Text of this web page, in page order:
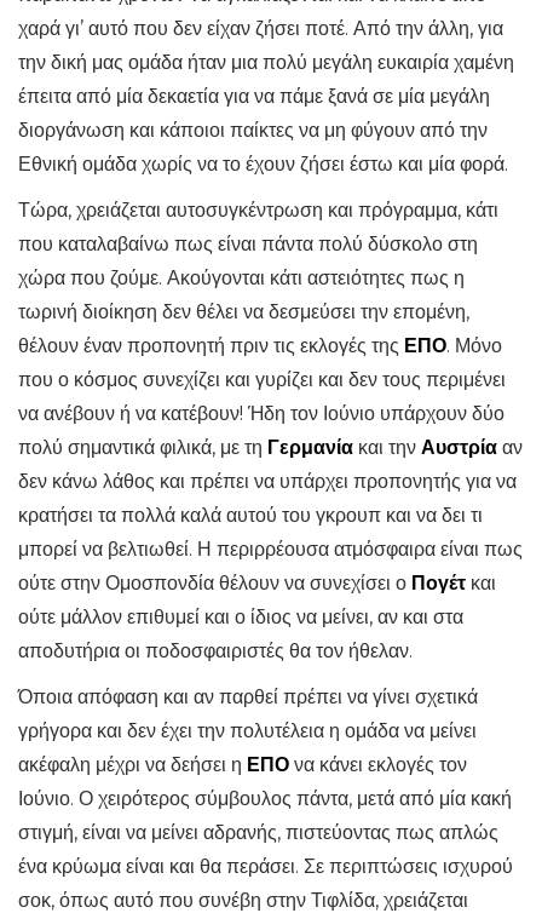
χαρά γι’ αυτό που δεν είχαν ζήσει ποτέ. Από την άλλη, για
την δική μας ομάδα ήταν μια πολύ μεγάλη ευκαιρία χαμένη
έπειτα από μία δεκαετία για να πάμε ξανά σε μία μεγάλη
διοργάνωση και κάποιοι παίκτες να μη φύγουν από την
Εθνική ομάδα χωρίς να το έχουν ζήσει έστω και μία φορά.
Τώρα, χρειάζεται αυτοσυγκέντρωση και πρόγραμμα, κάτι
που καταλαβαίνω πως είναι πάντα πολύ δύσκολο στη
χώρα που ζούμε. Ακούγονται κάτι αστειότητες πως η
τωρινή διοίκηση δεν θέλει να δεσμεύσει την επομένη,
θέλουν έναν προπονητή πριν τις εκλογές της ΕΠΟ. Μόνο
που ο κόσμος συνεχίζει και γυρίζει και δεν τους περιμένει
να ανέβουν ή να κατέβουν! Ήδη τον Ιούνιο υπάρχουν δύο
πολύ σημαντικά φιλικά, με τη Γερμανία και την Αυστρία αν
δεν κάνω λάθος και πρέπει να υπάρχει προπονητής για να
κρατήσει τα πολλά καλά αυτού του γκρουπ και να δει τι
μπορεί να βελτιωθεί. Η περιρρέουσα ατμόσφαιρα είναι πως
ούτε στην Ομοσπονδία θέλουν να συνεχίσει ο Πογέτ και
ούτε μάλλον επιθυμεί και ο ίδιος να μείνει, αν και στα
αποδυτήρια οι ποδοσφαιριστές θα τον ήθελαν.
Όποια απόφαση και αν παρθεί πρέπει να γίνει σχετικά
γρήγορα και δεν έχει την πολυτέλεια η ομάδα να μείνει
ακέφαλη μέχρι να δεήσει η ΕΠΟ να κάνει εκλογές τον
Ιούνιο. Ο χειρότερος σύμβουλος πάντα, μετά από μία κακή
στιγμή, είναι να μείνει αδρανής, πιστεύοντας πως απλώς
ένα κρύωμα είναι και θα περάσει. Σε περιπτώσεις ισχυρού
σοκ, όπως αυτό που συνέβη στην Τιφλίδα, χρειάζεται